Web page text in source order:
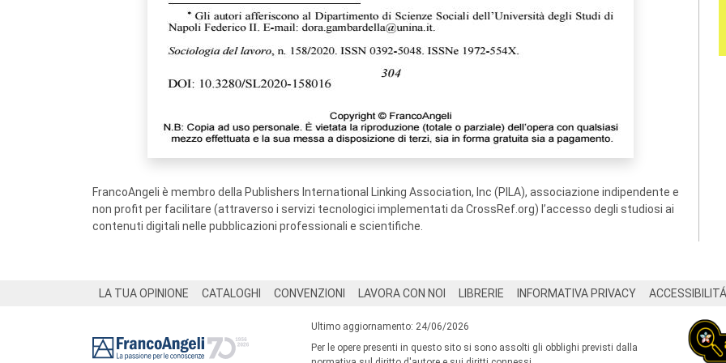
FrancoAngeli è membro della Publishers International Linking Association, Inc (PILA), associazione indipendente e
non profit per facilitare (attraverso i servizi tecnologici implementati da CrossRef.org) l’accesso degli studiosi ai
contenuti digitali nelle pubblicazioni professionali e scientifiche.
LA TUA OPINIONE CATALOGHI CONVENZIONI LAVORA CON NOI LIBRERIE INFORMATIVA PRIVACY ACCESSIBILITÁ
Ultimo aggiornamento: 24/06/2026
Per le opere presenti in questo sito si sono assolti gli obblighi previsti dalla